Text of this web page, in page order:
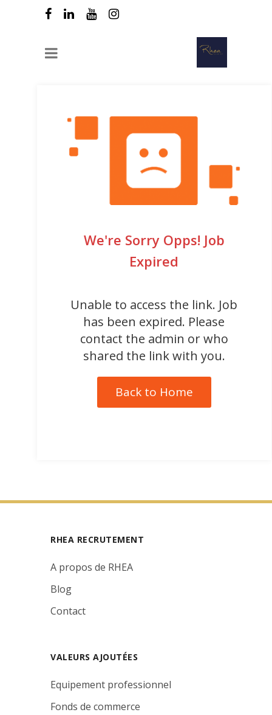
We're Sorry Opps! Job
Expired
Unable to access the link. Job
has been expired. Please
contact the admin or who
shared the link with you.
Back to Home
RHEA RECRUTEMENT
A propos de RHEA
Blog
Contact
VALEURS AJOUTÉES
Equipement professionnel
Fonds de commerce